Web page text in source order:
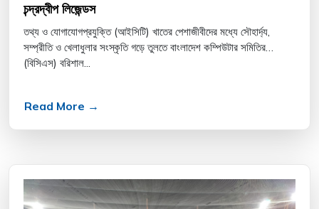
চন্দ্রদ্বীপ লিজেন্ডস
তথ্য ও যোগাযোগপ্রযুক্তি (আইসিটি) খাতের পেশাজীবীদের মধ্যে সৌহার্দ্য,
সম্প্রীতি ও খেলাধুলার সংস্কৃতি গড়ে তুলতে বাংলাদেশ কম্পিউটার সমিতির
(বিসিএস) বরিশাল...
Read More →